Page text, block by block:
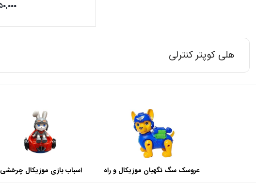
هلی کوپتر کنترلی
عروسک سگ نگهبان موزیکال و راه
رونده
اسباب بازی موزیکال چرخشی
خرگوش کد 5388-9